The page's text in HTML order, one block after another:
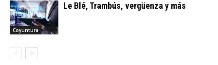
Coyuntura
Le Blé, Trambús, vergüenza y más